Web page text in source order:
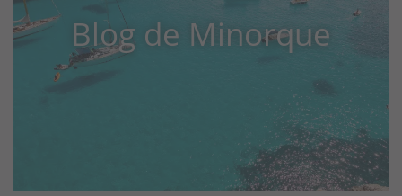
Blog de Minorque